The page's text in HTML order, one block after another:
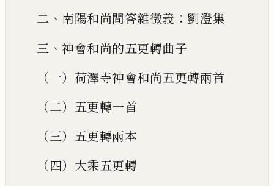
二 、 南陽和尚問答雜徵義 ： 劉澄集
三 、 神會和尚的五更轉曲子
（一）荷澤寺神會和尚五更轉兩首
（二）五更轉一首
（三）五更轉兩本
（四）大乘五更轉